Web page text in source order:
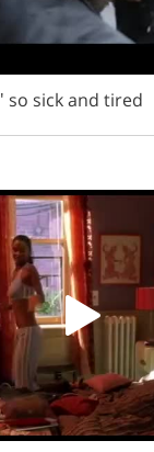
' so sickand tired